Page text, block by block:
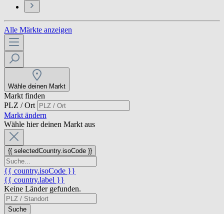
Alle Märkte anzeigen
Wähle deinen Markt
Markt finden
PLZ / Ort
Markt ändern
Wähle hier deinen Markt aus
{{ selectedCountry.isoCode }}
{{ country.isoCode }}
{{ country.label }}
Keine Länder gefunden.
Suche